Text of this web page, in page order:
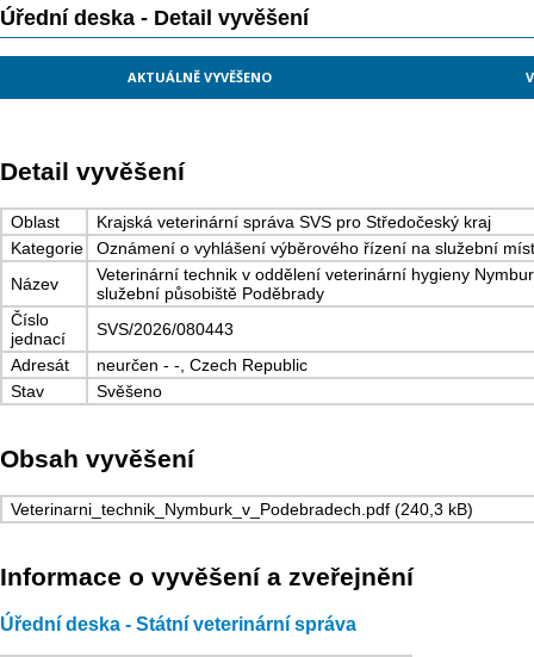
Úřední deska - Detail vyvěšení
AKTUÁLNĚ VYVĚŠENO
Detail vyvěšení
Oblast
Krajská veterinární správa SVS pro Středočeský kraj
Kategorie
Oznámení o vyhlášení výběrového řízení na služební
Název
Veterinární technik v oddělení veterinární hygieny
služební působiště Poděbrady
Číslo
jednací
SVS/2026/080443
Adresát
neurčen - -, Czech Republic
Stav
Svěšeno
Obsah vyvěšení
Veterinarni_technik_Nymburk_v_Podebradech.pdf (240,3 kB)
Informace o vyvěšení a zveřejnění
Úřední deska - Státní veterinární správa